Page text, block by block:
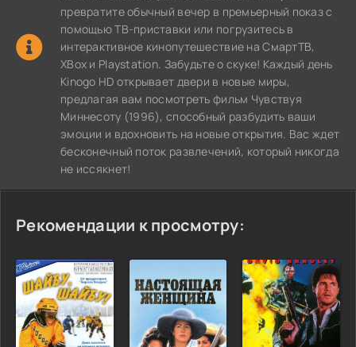
превратите обычный вечер в премьерный показ с
помощью ТВ-приставки или погрузитесь в
интерактивное кинопутешествие на СмартТВ,
XBox и Playstation. Забудьте о скуке! Каждый день
Kinogo HD открывает двери в новые миры,
предлагая вам посмотреть фильм Чувствуя
Миннесоту (1996), способный разбудить ваши
эмоции и вдохновить на новые открытия. Вас ждет
бесконечный поток развлечений, который никогда
не иссякнет!
Рекомендации к просмотру: